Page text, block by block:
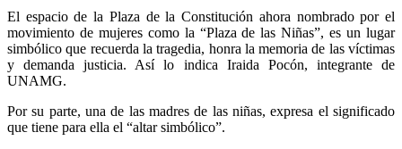
El espacio de la Plaza de la Constitución ahora nombrado por el
movimiento de mujeres como la “Plaza de las Niñas”, es un lugar
simbólico que recuerda la tragedia, honra la memoria de las víctimas
y demanda justicia. Así lo indica Iraida Pocón, integrante de
UNAMG.
Por su parte, una de las madres de las niñas, expresa el significado
que tiene para ella el “altar simbólico”.